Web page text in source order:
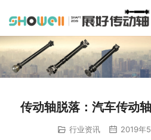
传动轴脱落：汽车传动
行业资讯 2019年